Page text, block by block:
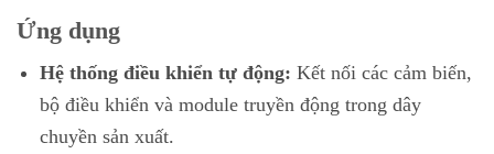
Ứng dụng
Hệ thống điều khiển tự động: Kết nối các cảm biến,
bộ điều khiển và module truyền động trong dây
chuyền sản xuất.